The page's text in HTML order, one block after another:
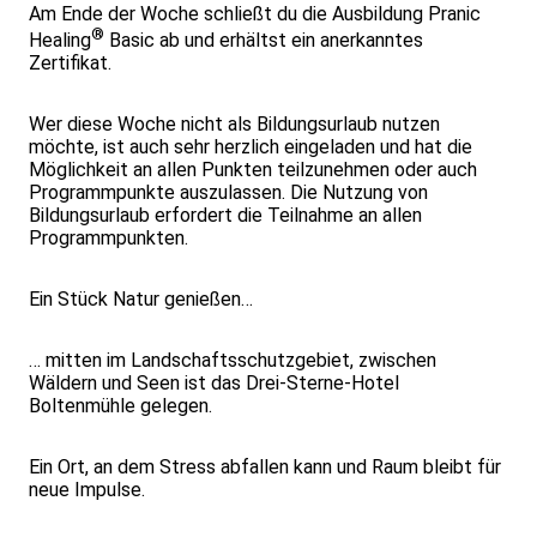
Am Ende der Woche schließt du die Ausbildung Pranic
Healing® Basic ab und erhältst ein anerkanntes
Zertifikat.
Wer diese Woche nicht als Bildungsurlaub nutzen
möchte, ist auch sehr herzlich eingeladen und hat die
Möglichkeit an allen Punkten teilzunehmen oder auch
Programmpunkte auszulassen. Die Nutzung von
Bildungsurlaub erfordert die Teilnahme an allen
Programmpunkten.
Ein Stück Natur genießen…
… mitten im Landschaftsschutzgebiet, zwischen
Wäldern und Seen ist das Drei-Sterne-Hotel
Boltenmühle gelegen.
Ein Ort, an dem Stress abfallen kann und Raum bleibt für
neue Impulse.